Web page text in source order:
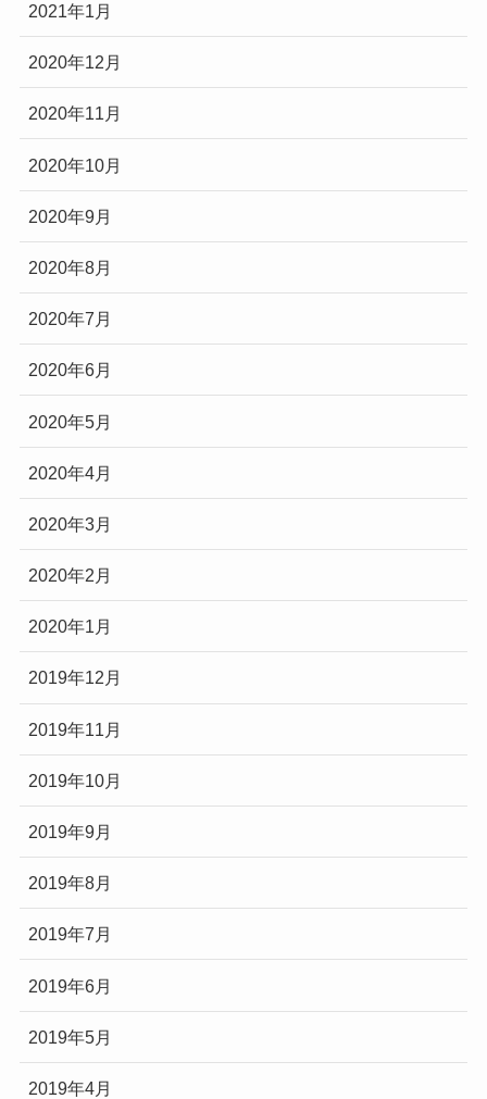
2021年1月
2020年12月
2020年11月
2020年10月
2020年9月
2020年8月
2020年7月
2020年6月
2020年5月
2020年4月
2020年3月
2020年2月
2020年1月
2019年12月
2019年11月
2019年10月
2019年9月
2019年8月
2019年7月
2019年6月
2019年5月
2019年4月